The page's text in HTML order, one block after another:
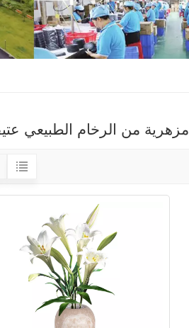
مزهرية من الرخام الطبيعي